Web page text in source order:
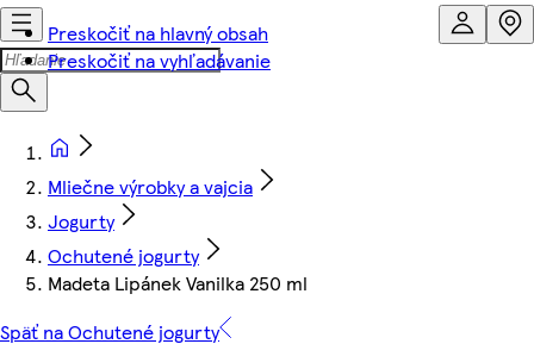
Preskočiť na hlavný obsah
Preskočiť na vyhľadávanie
Mliečne výrobky a vajcia
Jogurty
Ochutené jogurty
Madeta Lipánek Vanilka 250 ml
Späť na Ochutené jogurty